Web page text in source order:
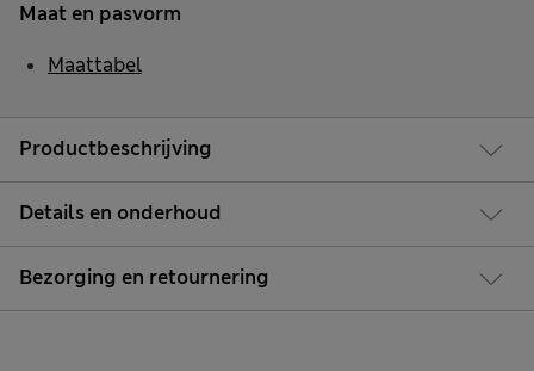
Productbeschrijving
Details en onderhoud
Bezorging en retournering
Maat en pasvorm
Maattabel